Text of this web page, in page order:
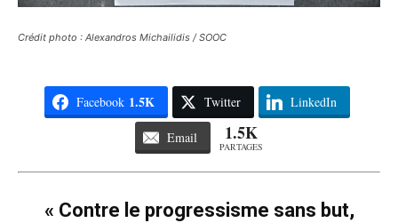
Crédit photo : Alexandros Michailidis / SOOC
Facebook 1.5K Twitter LinkedIn
Email 1.5K
PARTAGES
« Contre le progressisme sans but,